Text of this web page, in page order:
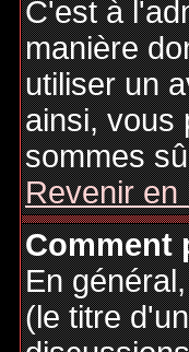
C'est à
manière
utiliser un
ainsi, vous
sommes
Revenir en
Comment
En
(le titre